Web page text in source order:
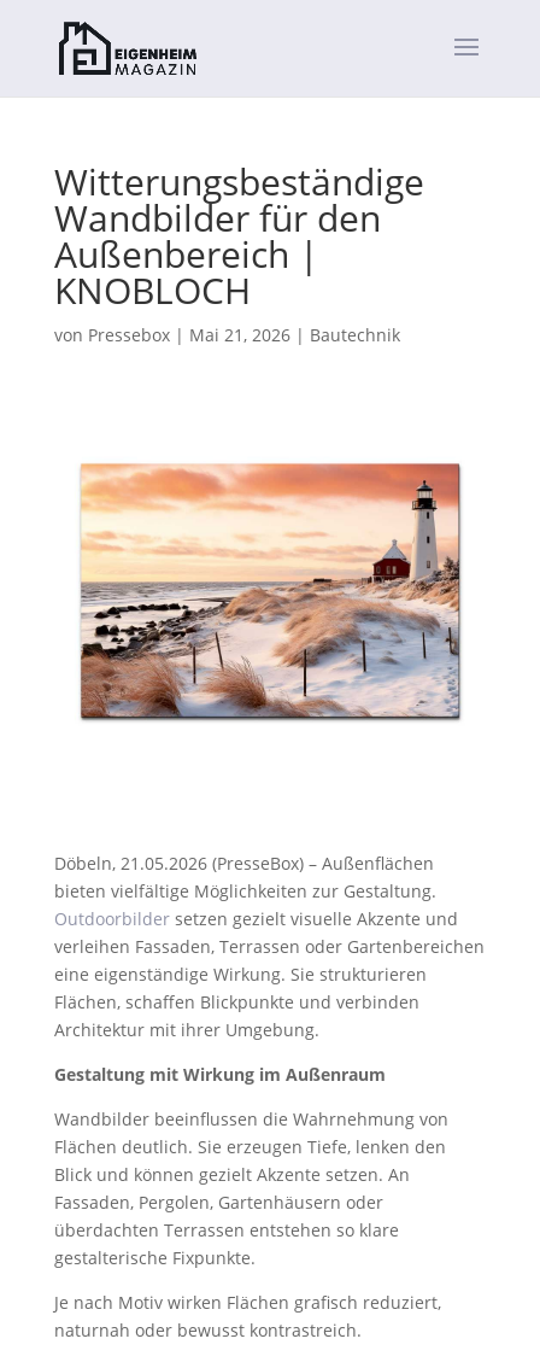
Witterungsbeständige
Wandbilder für den
Außenbereich |
KNOBLOCH
von Pressebox| Mai 21, 2026| Bautechnik
Döbeln, 21.05.2026 (PresseBox) – Außenflächen
bieten vielfältige Möglichkeiten zur Gestaltung.
Outdoorbildersetzen gezielt visuelle Akzente und
verleihen Fassaden, Terrassen oder Gartenbereichen
eine eigenständige Wirkung. Sie strukturieren
Flächen, schaffen Blickpunkte und verbinden
Architektur mit ihrer Umgebung.
Gestaltung mit Wirkung im Außenraum
Wandbilder beeinflussen die Wahrnehmung von
Flächen deutlich. Sie erzeugen Tiefe, lenken den
Blick und können gezielt Akzente setzen. An
Fassaden, Pergolen, Gartenhäusern oder
überdachten Terrassen entstehen so klare
gestalterische Fixpunkte.
Je nach Motiv wirken Flächen grafisch reduziert,
naturnah oder bewusst kontrastreich.